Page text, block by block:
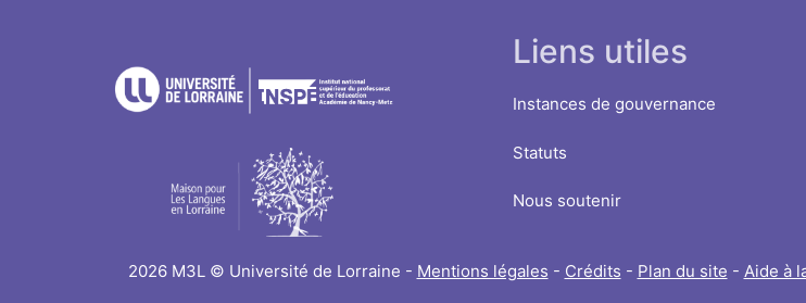
Liens utiles
Instances de gouvernance
Statuts
Nous soutenir
2026 M3L © Université de Lorraine - Mentions légales - Crédits - Plan du site - Aide à